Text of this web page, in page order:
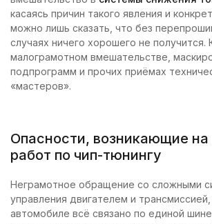
касаясь причин такого явления и
можно лишь сказать, что без
случаях ничего хорошего не получится.
малограмотном вмешательстве,
подпрограмм и прочих приёмах
«мастеров».
Опасности, возникающие на
работ по чип-тюнингу
Неграмотное обращение со сложными
управления двигателем и
автомобиле всё связано по единой